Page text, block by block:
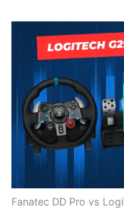
Fanatec DD Pro vs